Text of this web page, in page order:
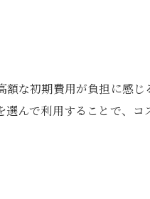
と注意点を解説
スを見極める方法
する方法
えるべき視点
な初期費用が負担に感
んで利用することで、